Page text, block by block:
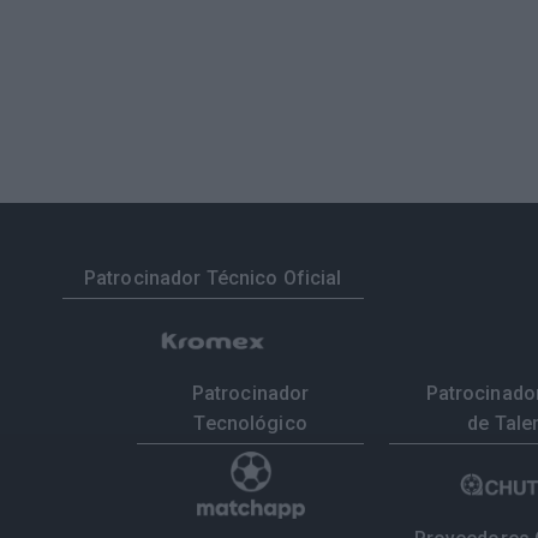
Patrocinador Técnico Oficial
Patrocinador
Tecnológico
de